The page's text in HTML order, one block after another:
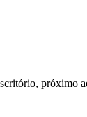
próximo